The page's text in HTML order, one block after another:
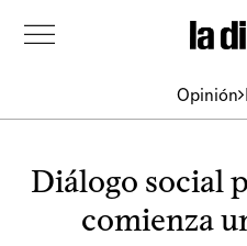
Opinión
Diálogo social
comienza